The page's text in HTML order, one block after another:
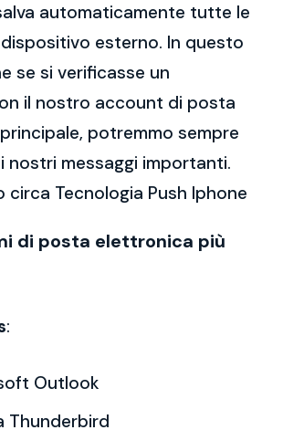
automaticamente tutte le
esterno. In questo
se si verificasse un
il nostro account di posta
potremmo sempre
nostri messaggi importanti.
Tecnologia Push Iphone
di posta elettronica più
:
Outlook
Thunderbird